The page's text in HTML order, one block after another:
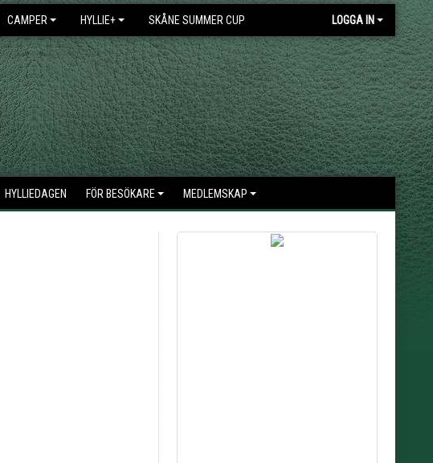
CAMPER HYLLIE+ SKÅNE SUMMER CUP LOGGA IN
HYLLIEDAGEN FÖR BESÖKARE MEDLEMSKAP